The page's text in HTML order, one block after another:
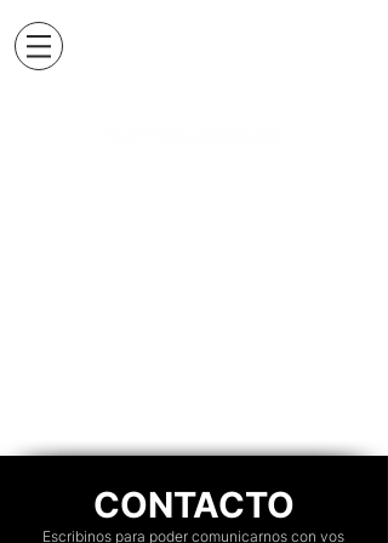
CONTACTO
Escribinos para poder comunicarnos con vos